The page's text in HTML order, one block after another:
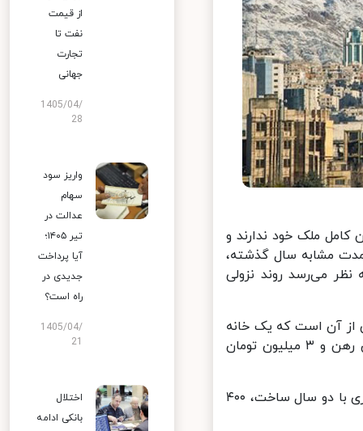
ملک خود ندارند و
مشابه سال گذشته،
می‌رسد روند نزولی
آن است که یک خانه
۵۰ متری با عمر ۱۹ سال ساخت در محله تهران‌نو، چایچی، ۱۰۰ میلیون تومان رهن و ۳ میلیون تومان
همچنین در محله هروی، خیابان مکران‌جنوبی برای یک واحد آپارتمان ۵۰ متری با دو سال ساخت، ۴۰۰
از قیمت
نفت تا
تجارت
جهانی
1405/04/
28
واریز سود
سهام
عدالت در
تیر ۱۴۰۵؛
آیا پرداخت
جدیدی در
راه است؟
1405/04/
اختلال
بانکی ادامه